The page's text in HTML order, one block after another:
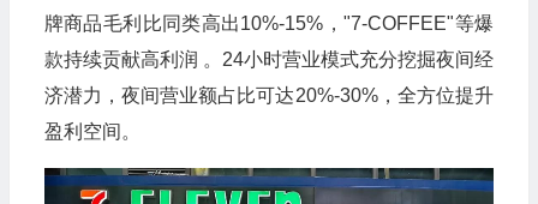
牌商品毛利比同类高出10%-15%，"7-COFFEE"等爆
款持续贡献高利润 。24小时营业模式充分挖掘夜间经
济潜力，夜间营业额占比可达20%-30%，全方位提升
盈利空间。